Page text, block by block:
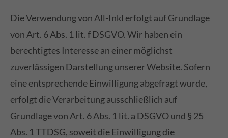
Die Verwendung von All-Inkl erfolgt auf Grundlage
von Art. 6 Abs. 1 lit. f DSGVO. Wir haben ein
berechtigtes Interesse an einer möglichst
zuverlässigen Darstellung unserer Website. Sofern
eine entsprechende Einwilligung abgefragt wurde,
erfolgt die Verarbeitung ausschließlich auf
Grundlage von Art. 6 Abs. 1 lit. a DSGVO und § 25
Abs. 1 TTDSG, soweit die Einwilligung die